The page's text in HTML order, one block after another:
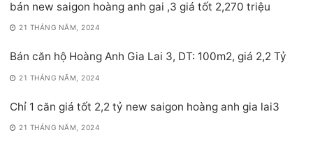
bán new saigon hoàng anh gai ,3 giá tốt 2,270 triệu
21 THÁNG NĂM, 2024
Bán căn hộ Hoàng Anh Gia Lai 3, DT: 100m2, giá 2,2 Tỷ
21 THÁNG NĂM, 2024
Chỉ 1 căn giá tốt 2,2 tỷ new saigon hoàng anh gia lai3
21 THÁNG NĂM, 2024